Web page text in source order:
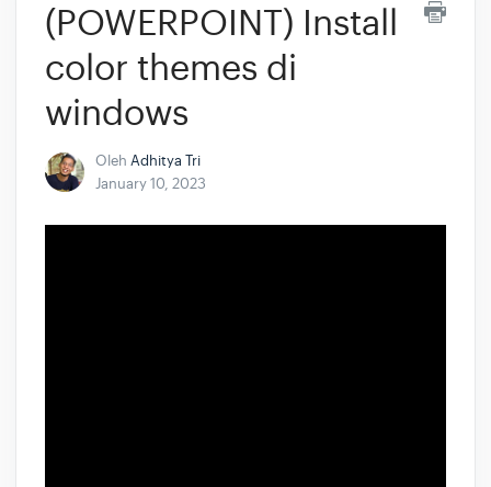
(POWERPOINT) Install
color themes di
windows
Oleh Adhitya Tri
January 10, 2023